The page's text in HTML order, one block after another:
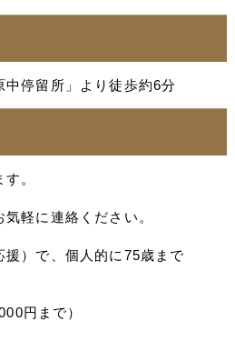
中停留所」より徒歩約6分
。
軽に連絡ください。
援）で、個人的に75歳まで
円まで）